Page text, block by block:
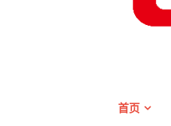
首页